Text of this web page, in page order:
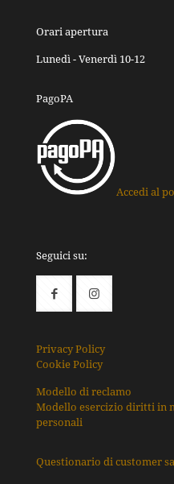
Orari apertura
Lunedì - Venerdì 10-12
PagoPA
Accedi al
Seguici su:
Privacy Policy
Cookie Policy
Modello di reclamo
Modello esercizio diritti in
personali
Questionario di customer